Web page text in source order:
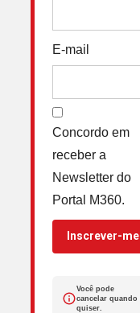
E-mail
Concordo em
receber a
Newsletter do
Portal M360.
Inscrever-me
Você pode
cancelar quando
quiser.